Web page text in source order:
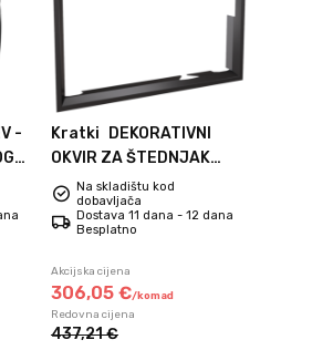
-
Kratki
DEKORATIVNI
OKVIR ZA ŠTEDNJAK
BLENDA/NADIA/13
Na skladištu kod
dobavljača
Dostava 11 dana - 12 dana
Besplatno
Akcijska cijena
306,05 €/komad
Redovna cijena
437,21€